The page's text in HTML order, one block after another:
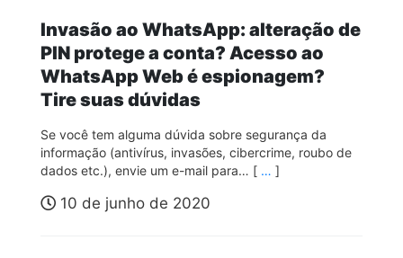
Invasão ao WhatsApp: alteração de
PIN protege a conta? Acesso ao
WhatsApp Web é espionagem?
Tire suas dúvidas
Se você tem alguma dúvida sobre segurança da
informação (antivírus, invasões, cibercrime, roubo de
dados etc.), envie um e-mail para… [ … ]
10 de junho de 2020